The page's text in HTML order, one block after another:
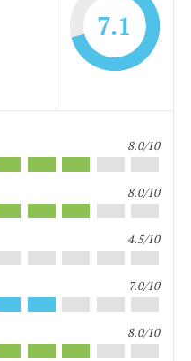
7.1
8.0/10
8.0/10
4.5/10
7.0/10
8.0/10